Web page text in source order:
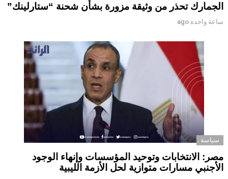
الجمارك تحذر من وثيقة مزورة بشأن شحنة “ستارلينك”
ساعة واحدة ago
سياسة
مصر: الانتخابات وتوحيد المؤسسات وإنهاء الوجود
الأجنبي مسارات متوازية لحل الأزمة الليبية